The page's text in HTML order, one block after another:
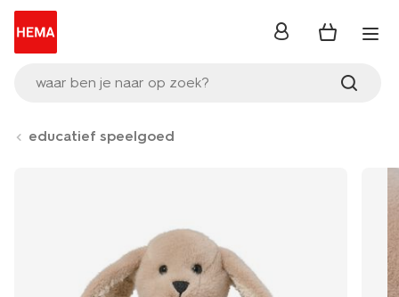
waar ben je naar op zoek?
inloggen
educatief speelgoed